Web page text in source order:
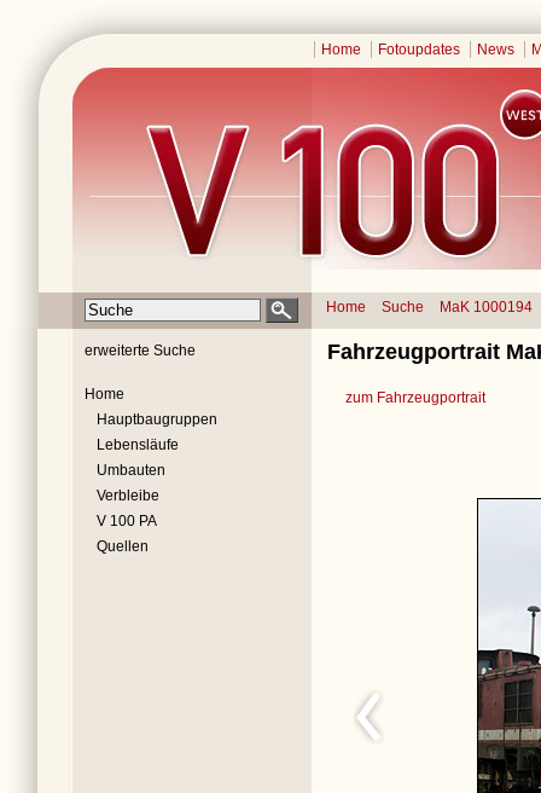
Home Fotoupdates News
Home Suche MaK 1000194
erweiterte Suche
Home
Hauptbaugruppen
Lebensläufe
Umbauten
Verbleibe
V 100 PA
Quellen
Fahrzeugportrait
zum Fahrzeugportrait